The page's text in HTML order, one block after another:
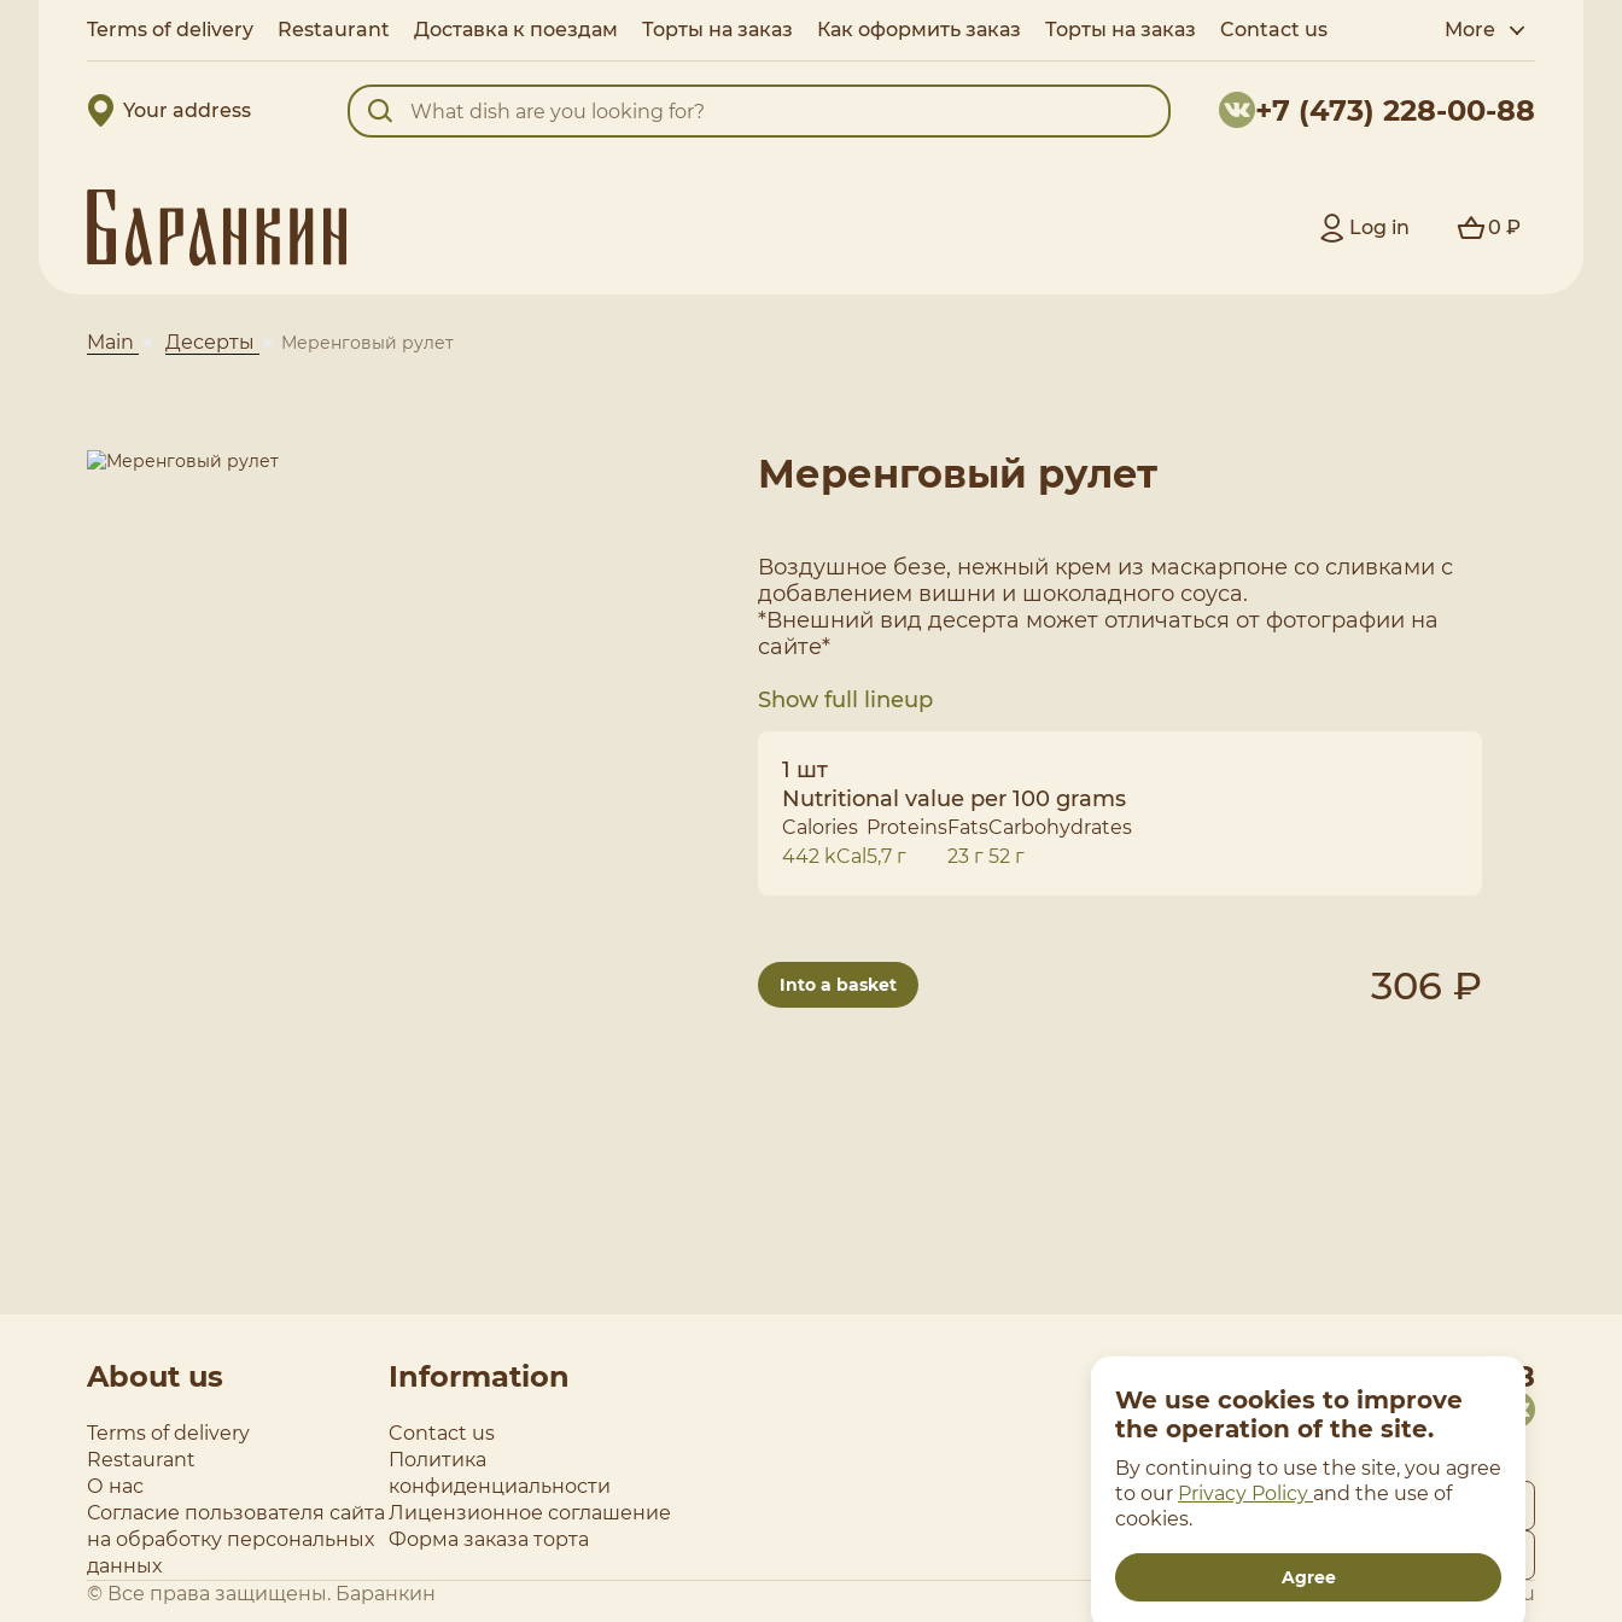
Terms of delivery Restaurant Доставка к поездам Торты на заказ Как оформить заказ Торты на заказ Contact us More
Your address +7 (473) 228-00-88
Log in 0 ₽
Main Десерты Меренговый рулет
Меренговый рулет
Воздушное безе, нежный крем из маскарпоне со сливками с
добавлением вишни и шоколадного соуса.
*Внешний вид десерта может отличаться от фотографии на
Show full lineup
1 шт
Nutritional value per 100 grams
Calories
442 kCal
Proteins
5,7 г
Fats
23 г
Carbohydrates
52 г
Into a basket 306 ₽
About us
Terms of delivery
Restaurant
О нас
Согласие пользователя сайта
на обработку персональных
данных
Information
Contact us
Политика
конфиденциальности
Лицензионное соглашение
Форма заказа торта
+7 (473) 228-00-88
© Все права защищены. Баранкин Developed on the platform Delivery Guru
We use cookies to improve
the operation of the site.
By continuing to use the site, you agree
to our Privacy Policy and the use of
cookies.
Agree